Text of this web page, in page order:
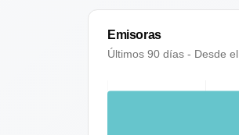
Emisoras
Últimos 90 días - Desde el